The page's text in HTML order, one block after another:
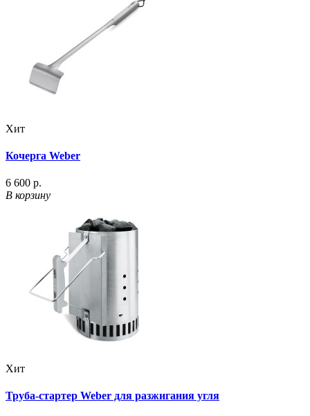
Хит
Кочерга Weber
6 600 р.
В корзину
Хит
Труба-стартер Weber для разжигания угля